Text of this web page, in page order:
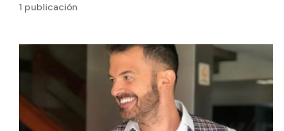
1 publicación